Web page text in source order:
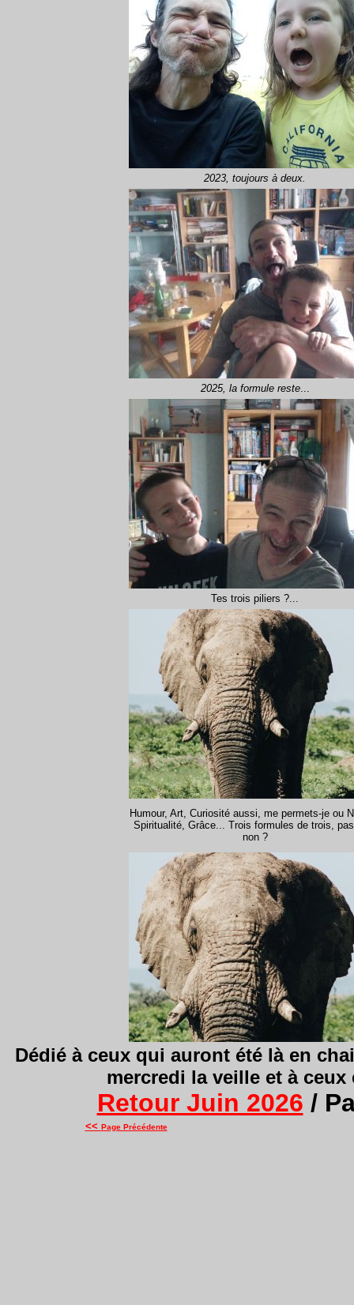
2023, toujours à deux.
2025, la formule reste...
Tes trois piliers ?...
Humour, Art, Curiosité aussi, me permets-je ou
Spiritualité, Grâce... Trois formules de trois,
non ?
Dédié à ceux qui auront été là en
mercredi la veille et à
Retour Juin 2026 /
<< Page Précédente